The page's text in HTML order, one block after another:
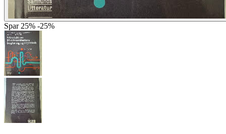
Spar 25% -25%